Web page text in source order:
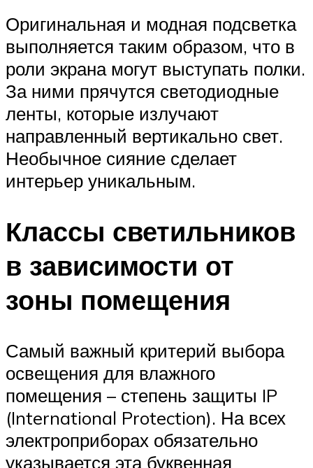
Оригинальная и модная подсветка
выполняется таким образом, что в
роли экрана могут выступать полки.
За ними прячутся светодиодные
ленты, которые излучают
направленный вертикально свет.
Необычное сияние сделает
интерьер уникальным.
Классы светильников
в зависимости от
зоны помещения
Самый важный критерий выбора
освещения для влажного
помещения – степень защиты IP
(International Protection). На всех
электроприборах обязательно
указывается эта буквенная